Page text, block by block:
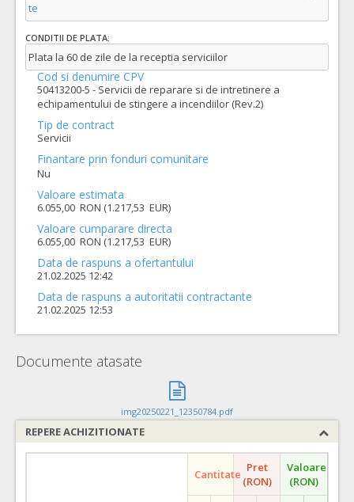
te
CONDITII DE PLATA:
Plata la 60 de zile de la receptia serviciilor
Cod si denumire CPV
50413200-5 - Servicii de reparare si de intretinere a
echipamentului de stingere a incendiilor (Rev.2)
Tip de contract
Servicii
Finantare prin fonduri comunitare
Nu
Valoare estimata
6.055,00 RON (1.217,53 EUR)
Valoare cumparare directa
6.055,00 RON (1.217,53 EUR)
Data de raspuns a ofertantului
21.02.2025 12:42
Data de raspuns a autoritatii contractante
21.02.2025 12:53
Documente atasate
img20250221_12350784.pdf
REPERE ACHIZITIONATE
Cantitate Pret
(RON)
Valoare
(RON)